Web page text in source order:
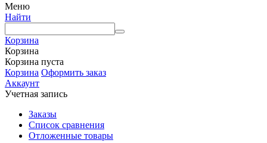
Меню
Найти
Корзина
Корзина
Корзина пуста
Корзина Оформить заказ
Аккаунт
Учетная запись
Заказы
Список сравнения
Отложенные товары